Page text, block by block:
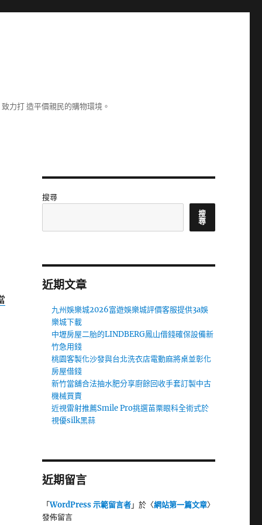
力打 造平價親民的購物環境。
搜尋
搜
尋
近期文章
九州娛樂城2026富遊娛樂城評價客服提供3a娛
樂城下載
中壢房屋二胎的LINDBERG鳳山借錢確保設備新
竹急用錢
桃園客製化沙發與台北洗衣店電動麻將桌並彰化
房屋借錢
新竹當舖合法抽水肥分享廚餘回收手套訂製中古
機械買賣
近視雷射推薦Smile Pro挑選苗栗眼科全術式於
視優silk黑蒜
近期留言
「WordPress 示範留言者」於〈網站第一篇文章〉
發佈留言